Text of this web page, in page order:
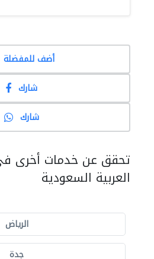
أضف للمفضلة
شارك
شارك
تحقق عن خدمات أخرى
العربية السعودية
الرياض
جدة